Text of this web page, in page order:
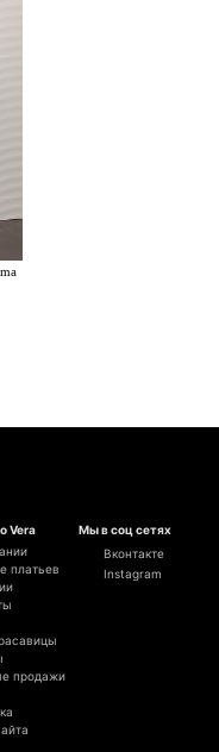
Vera
платьев
продажи
Мы в соц сетях
Вконтакте
Instagram